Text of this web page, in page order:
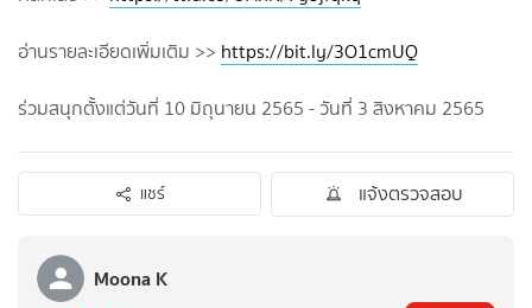
อ่านรายละเอียดเพิ่มเติม >> https://bit.ly/3O1cmUQ
ร่วมสนุกตั้งแต่วันที่ 10 มิถุนายน 2565 - วันที่ 3 สิงหาคม 2565
แชร์ แจ้งตรวจสอบ
Moona K